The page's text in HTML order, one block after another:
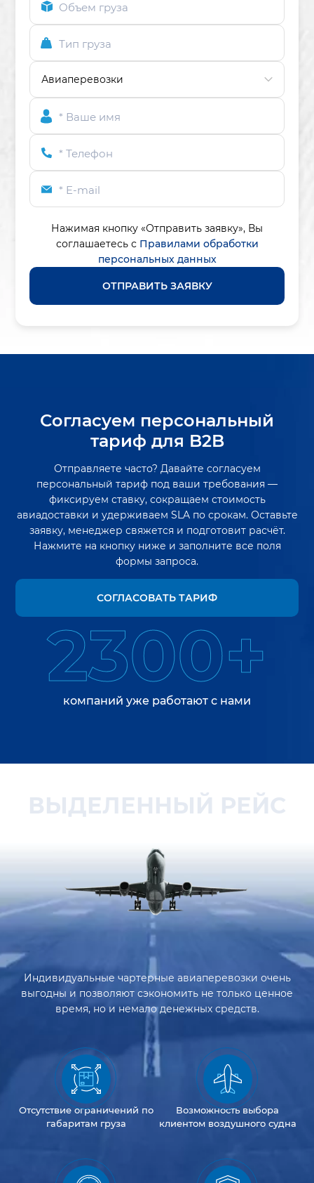
Объем груза
Тип груза
* Ваше имя
* Телефон
* E-mail
Нажимая кнопку «Отправить заявку», Вы
соглашаетесь с Правилами обработки
персональных данных
ОТПРАВИТЬ ЗАЯВКУ
Согласуем персональный
тариф для B2B
Отправляете часто? Давайте согласуем
персональный тариф под ваши требования —
фиксируем ставку, сокращаем стоимость
авиадоставки и удерживаем SLA по срокам. Оставьте
заявку, менеджер свяжется и подготовит расчёт.
Нажмите на кнопку ниже и заполните все поля
формы запроса.
СОГЛАСОВАТЬ ТАРИФ
2300+
компаний уже работают с нами
ВЫДЕЛЕННЫЙ РЕЙС
Индивидуальные чартерные авиаперевозки очень
выгодны и позволяют сэкономить не только ценное
время, но и немало денежных средств.
Отсутствиеограничений по
габаритам груза
Возможность выбора
клиентом воздушного судна